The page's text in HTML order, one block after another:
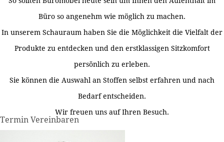
Büro so angenehm wie möglich zu machen.
In unserem Schauraum haben Sie die Möglichkeit die Vielfalt der
Produkte zu entdecken und den erstklassigen Sitzkomfort
persönlich zu erleben.
Sie können die Auswahl an Stoffen selbst erfahren und nach
Bedarf entscheiden.
Wir freuen uns auf Ihren Besuch.
Termin Vereinbaren